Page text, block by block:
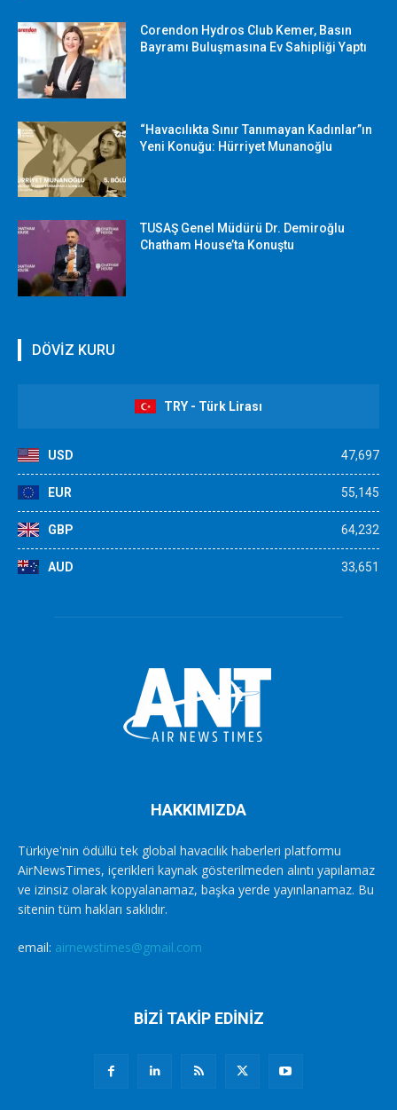
Corendon Hydros Club Kemer, Basın
Bayramı Buluşmasına Ev Sahipliği Yaptı
“Havacılıkta Sınır Tanımayan Kadınlar”ın
Yeni Konuğu: Hürriyet Munanoğlu
TUSAŞ Genel Müdürü Dr. Demiroğlu
Chatham House’ta Konuştu
DÖVİZ KURU
TRY - Türk Lirası
USD 47,697
EUR 55,145
GBP 64,232
AUD 33,651
HAKKIMIZDA
Türkiye'nin ödüllü tek global havacılık haberleri platformu
AirNewsTimes, içerikleri kaynak gösterilmeden alıntı yapılamaz
ve izinsiz olarak kopyalanamaz, başka yerde yayınlanamaz. Bu
sitenin tüm hakları saklıdır.
email: airnewstimes@gmail.com
BİZİ TAKİP EDİNİZ